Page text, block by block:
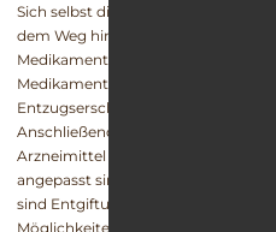
Sich selbst dieses Problem
dem Weg hin zu einem gesunden
Medikamentenabhängigkeit. In
Medikamente langsam
Entzugserscheinungen minimal
Anschließend lernen die
Arzneimittel auskommen.
angepasst sind stationäre
sind Entgiftung und Entwöhnung
Möglichkeiten, um bereits